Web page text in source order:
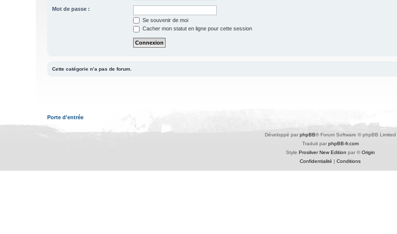
Mot de passe :
Se souvenir de moi
Cacher mon statut en ligne pour cette session
Cette catégorie n’a pas de forum.
Porte d'entrée
Développé par phpBB® Forum Software © phpBB Limited
Traduit par phpBB-fr.com
Style Prosilver New Edition par ©Origin
Confidentialité | Conditions